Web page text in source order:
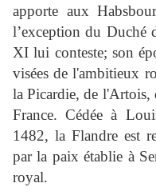
apporte aux
l’exception du Duché
XI lui conteste; son
visées de l'ambitieux
la Picardie, de l'Artois,
France. Cédée à
1482, la Flandre est
par la paix établie à
royal.